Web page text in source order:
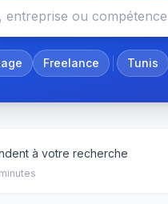
Freelance Tunis
à votre recherche